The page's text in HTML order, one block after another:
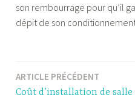
son rembourrage pour qu’il
dépit de son
g
u
Navigation
ARTICLE PRÉCÉDENT
Coût d’installation de salle